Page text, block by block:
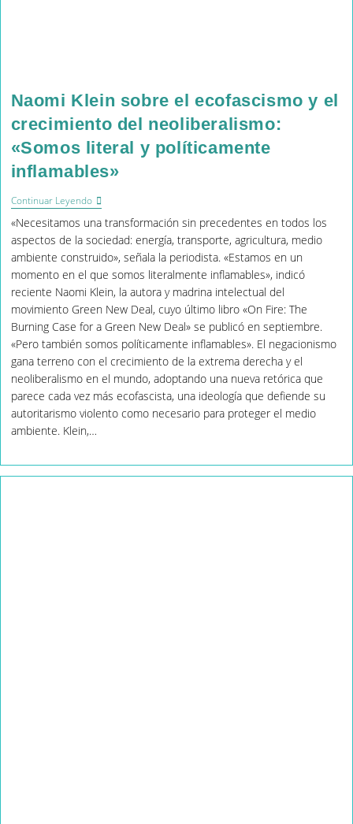
Naomi Klein sobre el ecofascismo y el
crecimiento del neoliberalismo:
«Somos literal y políticamente
inflamables»
Continuar LeyendoNaomi
Klein
Sobre
El
Ecofascismo
Y
El
Crecimiento
Neoliberalismo:
«Somos
Literal
Y
Políticamente
Inflamables»
«Necesitamos una transformación sin precedentes en todos los
aspectos de la sociedad: energía, transporte, agricultura, medio
ambiente construido», señala la periodista. «Estamos en un
momento en el que somos literalmente inflamables», indicó
reciente Naomi Klein, la autora y madrina intelectual del
movimiento Green New Deal, cuyo último libro «On Fire: The
Burning Case for a Green New Deal» se publicó en septiembre.
«Pero también somos políticamente inflamables». El negacionismo
gana terreno con el crecimiento de la extrema derecha y el
neoliberalismo en el mundo, adoptando una nueva retórica que
parece cada vez más ecofascista, una ideología que defiende su
autoritarismo violento como necesario para proteger el medio
ambiente. Klein,…